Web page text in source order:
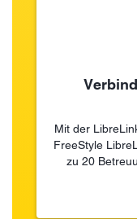
Mit der
FreeStyle
zu 20